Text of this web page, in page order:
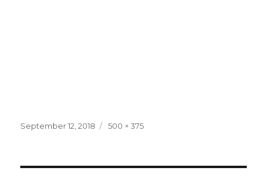
Posted
September 12, 2018
Full
500 × 375